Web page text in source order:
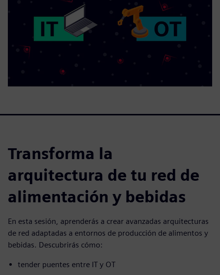
Transforma la
arquitectura de tu red de
alimentación y bebidas
En esta sesión, aprenderás a crear avanzadas arquitecturas
de red adaptadas a entornos de producción de alimentos y
bebidas. Descubrirás cómo:
tender puentes entre IT y OT